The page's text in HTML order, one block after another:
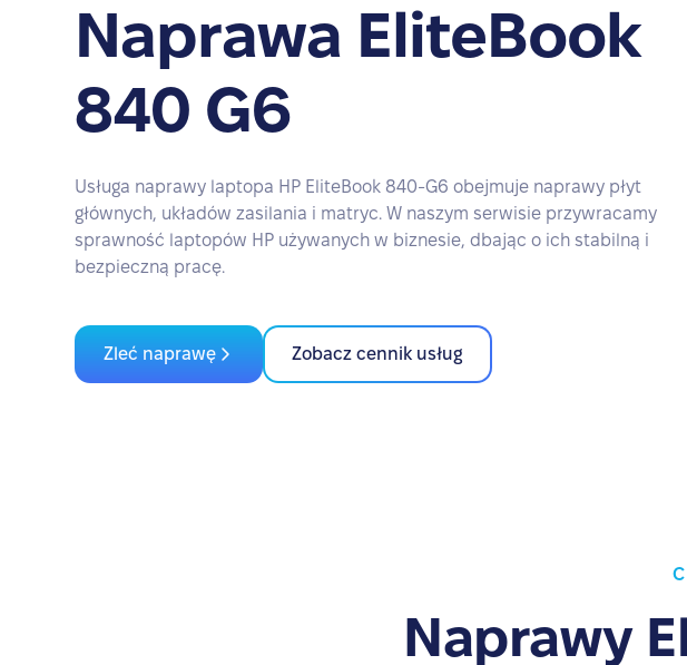
Naprawa EliteBook
840 G6
Usługa naprawy laptopa HP EliteBook 840-G6 obejmuje naprawy płyt
głównych, układów zasilania i matryc. W naszym serwisie przywracamy
sprawność laptopów HP używanych w biznesie, dbając o ich stabilną i
bezpieczną pracę.
Zleć naprawę Zobacz cennik usług
Naprawy